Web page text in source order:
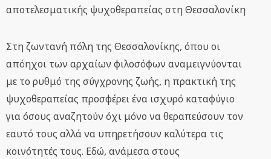
αποτελεσματικής ψυχοθεραπείας στη Θεσσαλονίκη
Στη ζωντανή πόλη της Θεσσαλονίκης, όπου οι
απόηχοι των αρχαίων φιλοσόφων αναμειγνύονται
με το ρυθμό της σύγχρονης ζωής, η πρακτική της
ψυχοθεραπείας προσφέρει ένα ισχυρό καταφύγιο
για όσους αναζητούν όχι μόνο να θεραπεύσουν τον
εαυτό τους αλλά να υπηρετήσουν καλύτερα τις
κοινότητές τους. Εδώ, ανάμεσα στους